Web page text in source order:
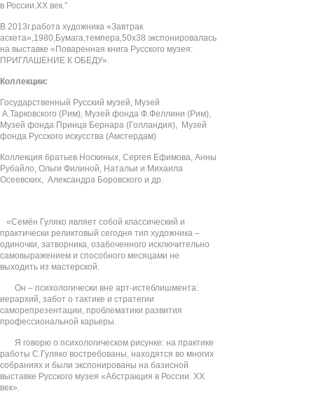
в России.XX век.”
В 2013г.работа художника «Завтрак
аскета»,1980,Бумага,темпера,50х38 экспонировалась
на выставке «Поваренная книга Русского музея:
ПРИГЛАШЕНИЕ К ОБЕДУ».
Коллекции:
Государственный Русский музей, Музей
А.Тарковского (Рим), Музей фонда Ф.Феллини (Рим),
Музей фонда Принца Бернара (Голландия), Музей
фонда Русского искусства (Амстердам)
Коллекция братьев Носкиных, Сергея Ефимова, Анны
Рубайло, Ольги Филиной, Натальи и Михаила
Осеевских, Александра Боровского и др.
«Семён Гуляко являет собой классический и
практически реликтовый сегодня тип художника –
одиночки, затворника, озабоченного исключительно
самовыражением и способного месяцами не
выходить из мастерской.
Он – психологически вне арт-истеблишмента:
иерархий, забот о тактике и стратегии
саморепрезентации, проблематики развития
профессиональной карьеры.
Я говорю о психологическом рисунке: на практике
работы С.Гуляко востребованы, находятся во многих
собраниях и были экспонированы на базисной
выставке Русского музея «Абстракция в России. ХХ
век».